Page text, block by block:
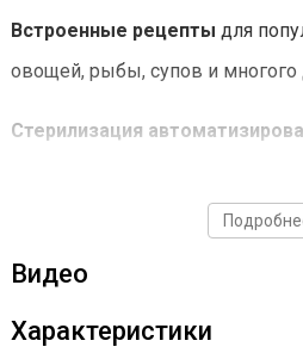
Встроенные рецепты для
овощей, рыбы, супов и многого
Стерилизация
нужно лишь загрузить
Удобный интерфейс
.
Видео
Характеристики